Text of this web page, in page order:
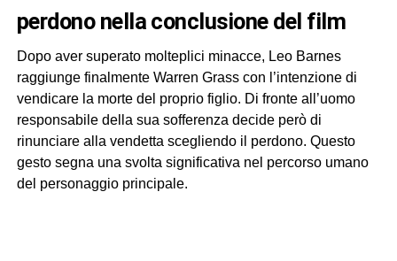
perdono nella conclusione del film
Dopo aver superato molteplici minacce, Leo Barnes
raggiunge finalmente Warren Grass con l’intenzione di
vendicare la morte del proprio figlio. Di fronte all’uomo
responsabile della sua sofferenza decide però di
rinunciare alla vendetta scegliendo il perdono. Questo
gesto segna una svolta significativa nel percorso umano
del personaggio principale.